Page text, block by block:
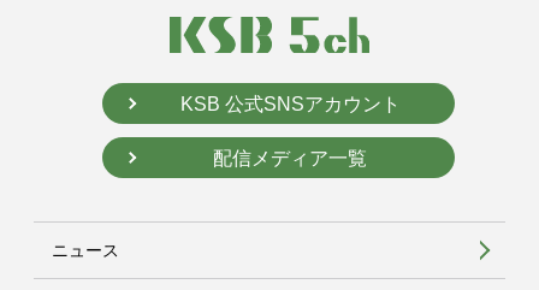
KSB 公式SNSアカウント
配信メディア一覧
ニュース